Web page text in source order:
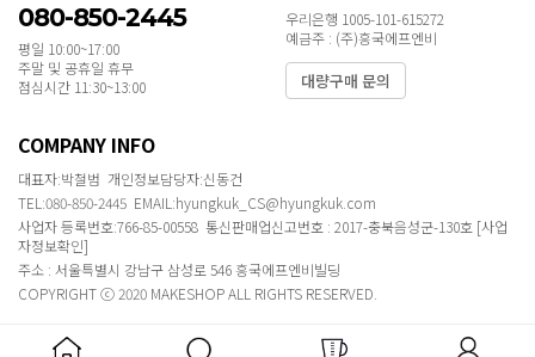
080-850-2445
평일 10:00~17:00
주말 및 공휴일 휴무
점심시간 11:30~13:00
우리은행 1005-101-615272
예금주 : (주)흥국에프엔비
대량구매 문의
COMPANY INFO
대표자:박철범 개인정보담당자:신동건
TEL:080-850-2445 EMAIL:hyungkuk_CS@hyungkuk.com
사업자 등록번호:766-85-00558 통신판매업신고번호 : 2017-충북음성군-130호 [사업
자정보확인]
주소 : 서울특별시 강남구 삼성로 546 흥국에프엔비빌딩
COPYRIGHT ⓒ 2020 MAKESHOP ALL RIGHTS RESERVED.